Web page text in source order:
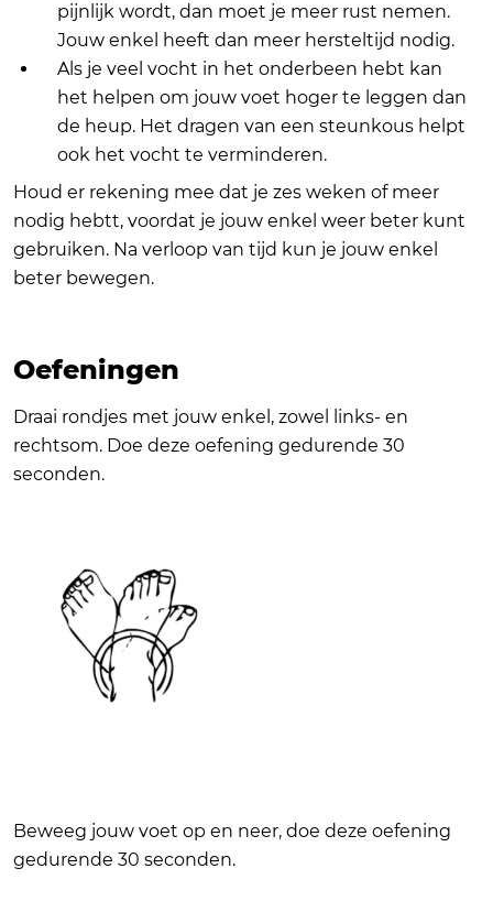
pijnlijk wordt, dan moet je meer rust nemen.
Jouw enkel heeft dan meer hersteltijd nodig.
Als je veel vocht in het onderbeen hebt kan
het helpen om jouw voet hoger te leggen dan
de heup. Het dragen van een steunkous helpt
ook het vocht te verminderen.
Houd er rekening mee dat je zes weken of meer
nodig hebtt, voordat je jouw enkel weer beter kunt
gebruiken. Na verloop van tijd kun je jouw enkel
beter bewegen.
Oefeningen
Draai rondjes met jouw enkel, zowel links- en
rechtsom. Doe deze oefening gedurende 30
seconden.
Beweeg jouw voet op en neer, doe deze oefening
gedurende 30 seconden.